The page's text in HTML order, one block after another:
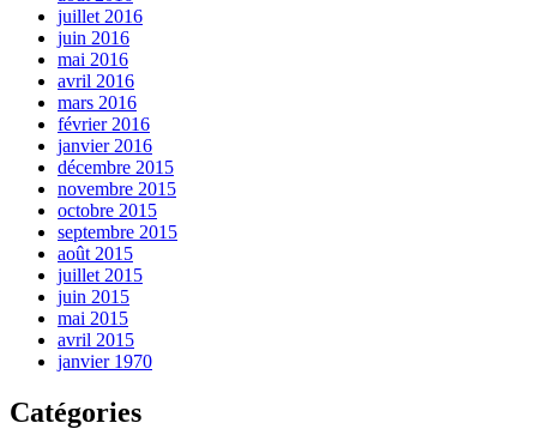
juillet 2016
juin 2016
mai 2016
avril 2016
mars 2016
février 2016
janvier 2016
décembre 2015
novembre 2015
octobre 2015
septembre 2015
août 2015
juillet 2015
juin 2015
mai 2015
avril 2015
janvier 1970
Catégories